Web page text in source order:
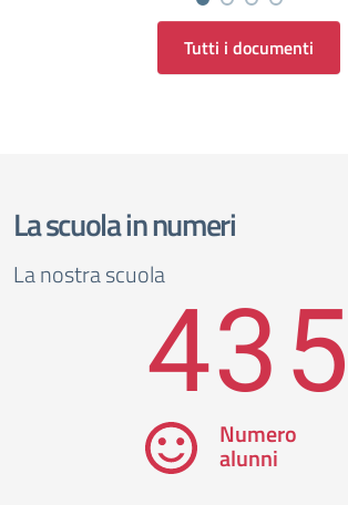
Tutti i documenti
La scuola in numeri
La nostra scuola435
Numero
alunni